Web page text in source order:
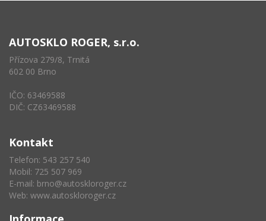
AUTOSKLO ROGER, s.r.o.
Přízova 279/8, Trnitá
602 00 Brno
IČO: 63469588
DIČ: CZ63469588
Kontakt
Telefon: 543 257 540
Mobil: 725 507 969
E-mail: brno@autoskloroger.cz
Web: www.autoskloroger.cz